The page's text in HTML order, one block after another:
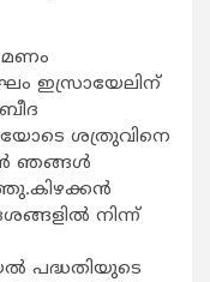
ഇസ്രായേലിന്
ശത്രുവിനെ
ഞങ്ങള്‍
നിന്ന്
പദ്ധതിയുടെ